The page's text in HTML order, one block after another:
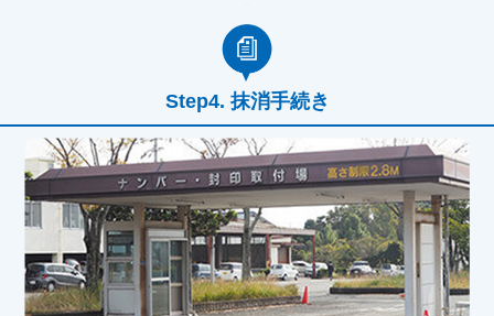
抹消手続き